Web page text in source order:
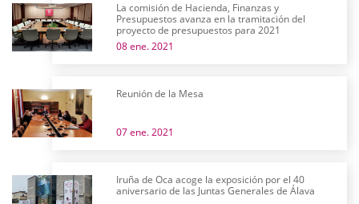
La comisión de Hacienda, Finanzas y
Presupuestos avanza en la tramitación del
proyecto de presupuestos para 2021
08 ene. 2021
Reunión de la Mesa
07 ene. 2021
Iruña de Oca acoge la exposición por el 40
aniversario de las Juntas Generales de Álava